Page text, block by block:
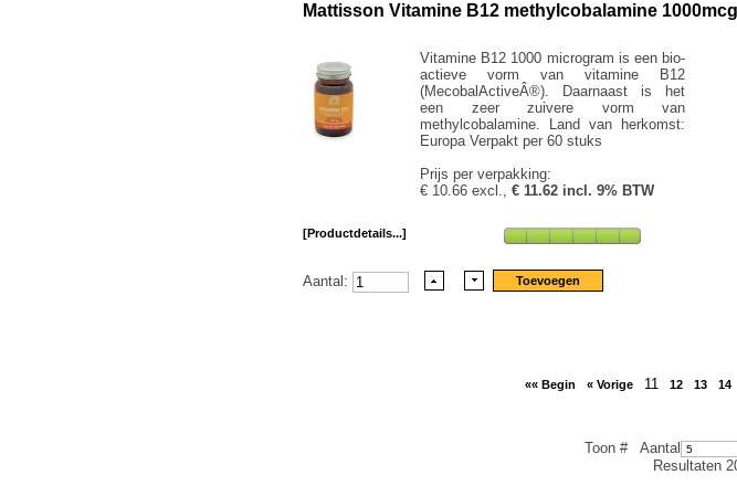
Mattisson Vitamine B12 methylcobalamine 1000mcg
Vitamine B12 1000 microgram is een bio-
actieve vorm van vitamine B12
(MecobalActiveÂ®). Daarnaast is het
een zeer zuivere vorm van
methylcobalamine. Land van herkomst:
Europa Verpakt per 60 stuks
Prijs per verpakking:
€ 10.66 excl., € 11.62 incl. 9% BTW
[Productdetails...]
Aantal:
«« Begin « Vorige 11 12 13 14
Toon # Aantal
Resultaten